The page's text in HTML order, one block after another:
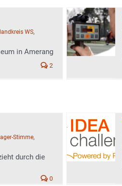
WS,
in Amerang
2
Stimme,
durch die
0